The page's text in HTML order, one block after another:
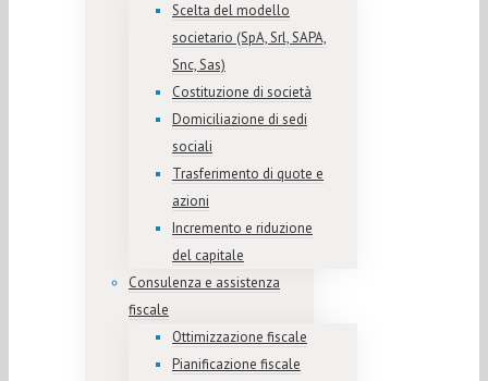
Scelta del modello
societario (SpA, Srl, SAPA,
Snc, Sas)
Costituzione di società
Domiciliazione di sedi
sociali
Trasferimento di quote e
azioni
Incremento e riduzione
del capitale
Consulenza e assistenza
fiscale
Ottimizzazione fiscale
Pianificazione fiscale